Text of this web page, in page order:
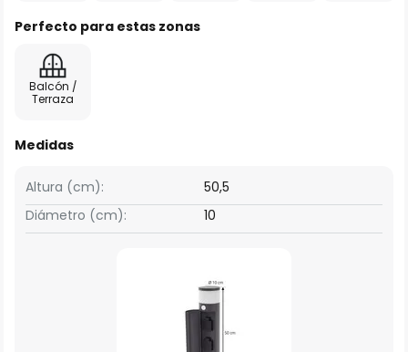
Perfecto para estas zonas
Balcón /
Terraza
Medidas
Altura (cm):
50,5
Diámetro (cm):
10